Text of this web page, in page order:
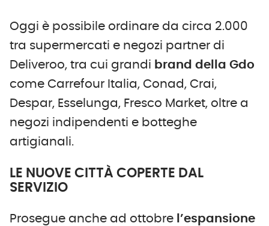
Oggi è possibile ordinare da circa 2.000
tra supermercati e negozi partner di
Deliveroo, tra cui grandi brand della Gdo
come Carrefour Italia, Conad, Crai,
Despar, Esselunga, Fresco Market, oltre a
negozi indipendenti e botteghe
artigianali.
LE NUOVE CITTÀ COPERTE DAL
SERVIZIO
Prosegue anche ad ottobre l’espansione